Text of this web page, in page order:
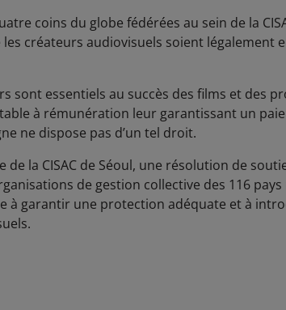
coins du globe fédérées au sein de la
créateurs audiovisuels soient légalement
sont essentiels au succès des films et des
à rémunération leur garantissant un
ne dispose pas d’un tel droit.
de la CISAC de Séoul, une résolution de
de gestion collective des 116
à garantir une protection adéquate et à